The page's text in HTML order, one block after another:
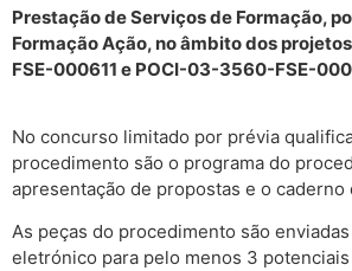
Prestação de Serviços de Formação,
Formação Ação, no âmbito dos
FSE-000611 e POCI-03-3560-FSE-
No concurso limitado por prévia
procedimento são o programa do
apresentação de propostas e o caderno
As peças do procedimento são
eletrónico para pelo menos 3